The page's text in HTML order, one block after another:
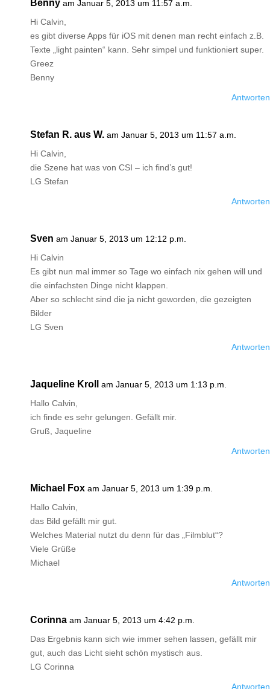
Benny am Januar 5, 2013 um 11:57 a.m.
Hi Calvin,
es gibt diverse Apps für iOS mit denen man recht einfach z.B.
Texte „light painten“ kann. Sehr simpel und funktioniert super.
Greez
Benny
Antworten
Stefan R. aus W. am Januar 5, 2013 um 11:57 a.m.
Hi Calvin,
die Szene hat was von CSI – ich find’s gut!
LG Stefan
Antworten
Sven am Januar 5, 2013 um 12:12 p.m.
Hi Calvin
Es gibt nun mal immer so Tage wo einfach nix gehen will und
die einfachsten Dinge nicht klappen.
Aber so schlecht sind die ja nicht geworden, die gezeigten
Bilder
LG Sven
Antworten
Jaqueline Kroll
am Januar 5, 2013 um 1:13 p.m.
Hallo Calvin,
ich finde es sehr gelungen. Gefällt mir.
Gruß, Jaqueline
Antworten
Michael Fox am Januar 5, 2013 um 1:39 p.m.
Hallo Calvin,
das Bild gefällt mir gut.
Welches Material nutzt du denn für das „Filmblut“?
Viele Grüße
Michael
Antworten
Corinna am Januar 5, 2013 um 4:42 p.m.
Das Ergebnis kann sich wie immer sehen lassen, gefällt mir
gut, auch das Licht sieht schön mystisch aus.
LG Corinna
Antworten